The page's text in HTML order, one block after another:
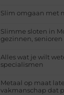
Slim omgaan met
Slimme sloten in
gezinnen,
Alles wat je wilt
specialismen
Metaal op maat
vakmanschap dat